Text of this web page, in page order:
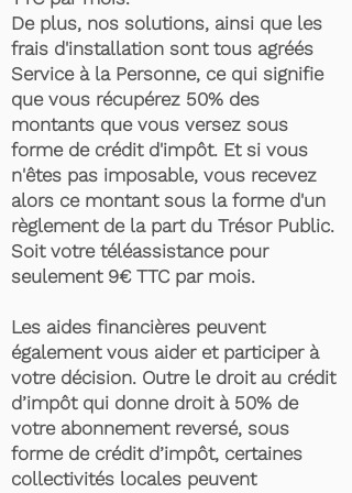
De plus, nos solutions, ainsi que les
frais d'installation sont tous agréés
Service à la Personne, ce qui signifie
que vous récupérez 50% des
montants que vous versez sous
forme de crédit d'impôt. Et si vous
n'êtes pas imposable, vous recevez
alors ce montant sous la forme d'un
règlement de la part du Trésor Public.
Soit votre téléassistance pour
seulement 9€ TTC par mois.
Les aides financières peuvent
également vous aider et participer à
votre décision. Outre le droit au crédit
d’impôt qui donne droit à 50% de
votre abonnement reversé, sous
forme de crédit d’impôt, certaines
collectivités locales peuvent